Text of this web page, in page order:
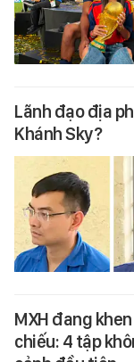
Lãnh đạo địa
Khánh Sky?
MXH đang
chiếu: 4 tập